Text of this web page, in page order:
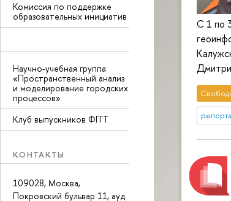
Комиссия по поддержке
образовательных инициатив
Научно-учебная группа
«Пространственный анализ
и моделирование городских
процессов»
Клуб выпускников ФГГТ
КОНТАКТЫ
109028, Москва,
Покровский бульвар 11, ауд.
С 1 по